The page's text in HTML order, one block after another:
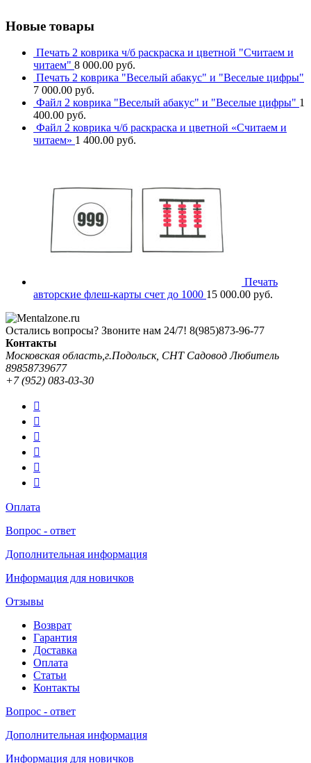
Новые товары
Печать 2 коврика ч/б раскраска и цветной "Считаем и
читаем" 8 000.00 руб.
Печать 2 коврика "Веселый абакус" и "Веселые цифры"
7 000.00 руб.
Файл 2 коврика "Веселый абакус" и "Веселые цифры" 1
400.00 руб.
Файл 2 коврика ч/б раскраска и цветной «Считаем и
читаем» 1 400.00 руб.
Печать
авторские флеш-карты счет до 1000 15 000.00 руб.
Остались вопросы? Звоните нам 24/7! 8(985)873-96-77
Контакты
Московская область,г.Подольск, СНТ Садовод Любитель
89858739677
+7 (952) 083-03-30
Оплата
Вопрос - ответ
Дополнительная информация
Информация для новичков
Отзывы
Возврат
Гарантия
Доставка
Оплата
Статьи
Контакты
Вопрос - ответ
Дополнительная информация
Информация для новичков